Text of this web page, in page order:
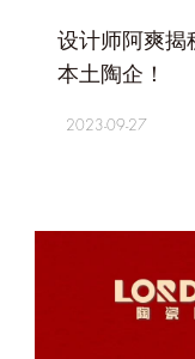
设计师阿爽揭
本土陶企！
2023-09-27